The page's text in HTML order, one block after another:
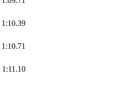
1:10.39
1:10.71
1:11.10